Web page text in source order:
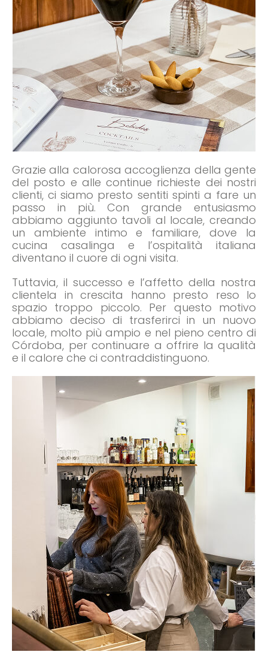
Grazie alla calorosa accoglienza della gente
del posto e alle continue richieste dei nostri
clienti, ci siamo presto sentiti spinti a fare un
passo in più. Con grande entusiasmo
abbiamo aggiunto tavoli al locale, creando
un ambiente intimo e familiare, dove la
cucina casalinga e l’ospitalità italiana
diventano il cuore di ogni visita.
Tuttavia, il successo e l’affetto della nostra
clientela in crescita hanno presto reso lo
spazio troppo piccolo. Per questo motivo
abbiamo deciso di trasferirci in un nuovo
locale, molto più ampio e nel pieno centro di
Córdoba, per continuare a offrire la qualità
e il calore che ci contraddistinguono.